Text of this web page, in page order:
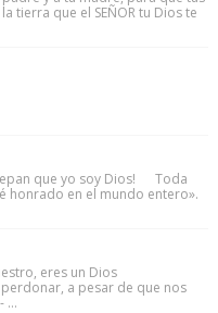
tierra que el SEÑOR tu Dios te
que yo soy Dios! Toda
en el mundo entero».
eres un Dios
a pesar de que nos
...